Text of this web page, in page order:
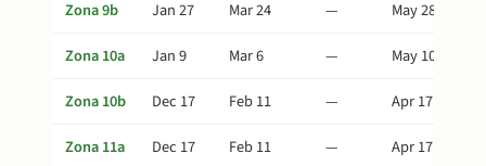
Zona 9b
Jan 27 Mar 24 —
May 28
Zona 10a
Jan 9 Mar 6 —
May 10
Zona 10b
Dec 17 Feb 11 —
Apr 17
Zona 11a
Dec 17 Feb 11 —
Apr 17